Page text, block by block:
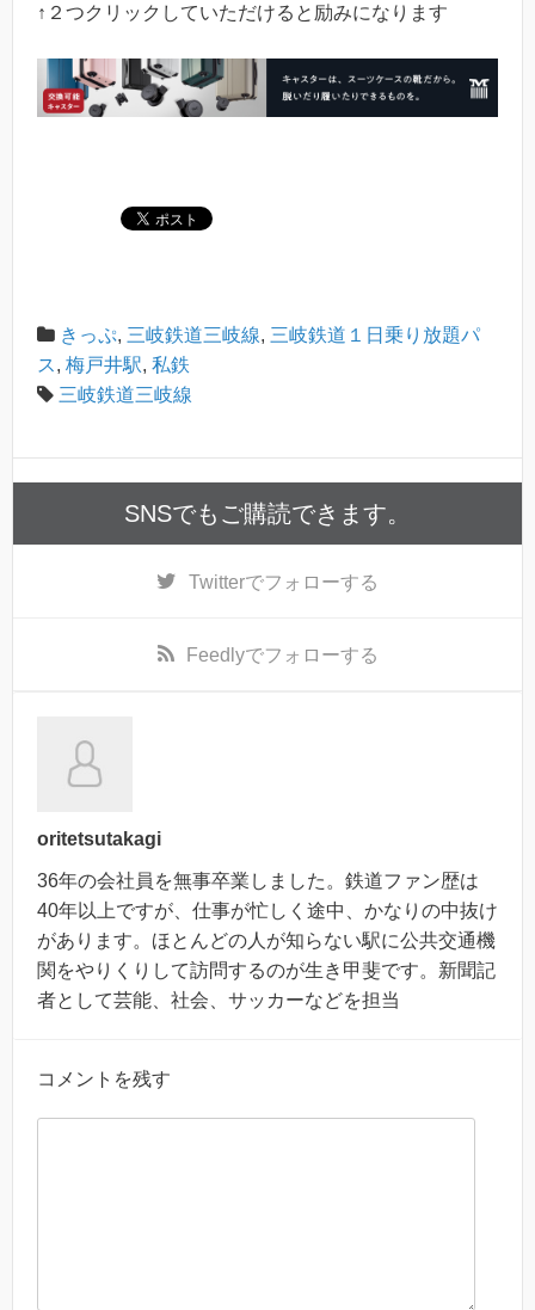
↑２つクリックしていただけると励みになります
きっぷ, 三岐鉄道三岐線, 三岐鉄道１日乗り放題パ
ス, 梅戸井駅, 私鉄
三岐鉄道三岐線
SNSでもご購読できます。
Twitterでフォローする
Feedlyでフォローする
oritetsutakagi
36年の会社員を無事卒業しました。鉄道ファン歴は
40年以上ですが、仕事が忙しく途中、かなりの中抜け
があります。ほとんどの人が知らない駅に公共交通機
関をやりくりして訪問するのが生き甲斐です。新聞記
者として芸能、社会、サッカーなどを担当
コメントを残す